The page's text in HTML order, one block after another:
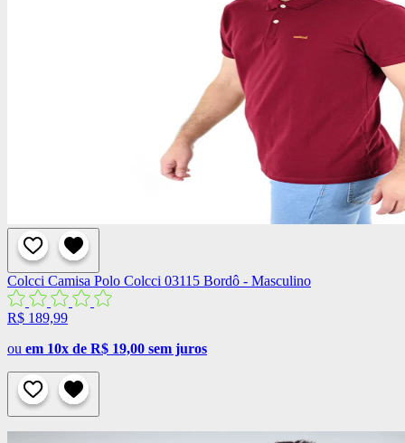
Colcci Camisa Polo Colcci 03115 Bordô - Masculino
R$ 189,99
ou em 10x de R$ 19,00 sem juros